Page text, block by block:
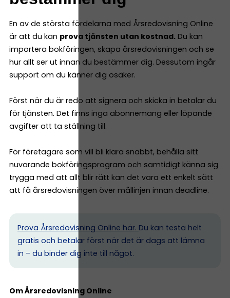
En av de största fördelarna med Årsredovisning Online
är att du kan prova tjänsten utan kostnad. Du kan
importera bokföringen, skapa årsredovisningen och se
hur allt ser ut innan du bestämmer dig. Dessutom ingår
support om du känner dig osäker.
Först när du är redo att signera och skicka in betalar du
för tjänsten. Det finns inga abonnemang eller löpande
avgifter att ta ställning till.
För företagare som vill bli klara snabbt, behålla sitt
nuvarande bokföringsprogram och samtidigt känna sig
trygga med att allt blir rätt kan det vara ett enkelt sätt
att få årsredovisningen över mållinjen innan deadline.
Prova Årsredovisning Online här. Du kan testa helt
gratis och betalar först när det är dags att lämna
in – du binder dig inte till något.
Om Årsredovisning Online